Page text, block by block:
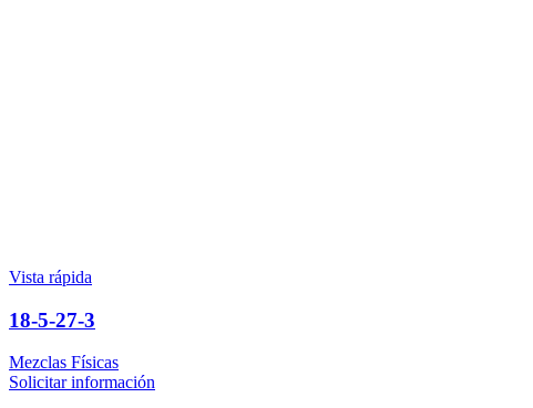
Vista rápida
18-5-27-3
Mezclas Físicas
Solicitar información